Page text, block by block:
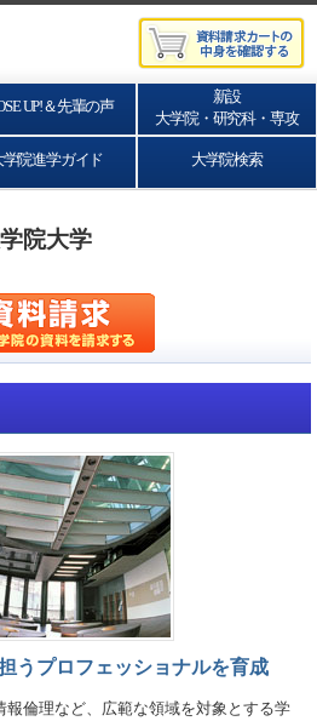
UP!＆先輩の声
新設
大学院・研究科・専攻
学院進学ガイド 大学院検索
院大学
うプロフェッショナルを育成
倫理など、広範な領域を対象とする学